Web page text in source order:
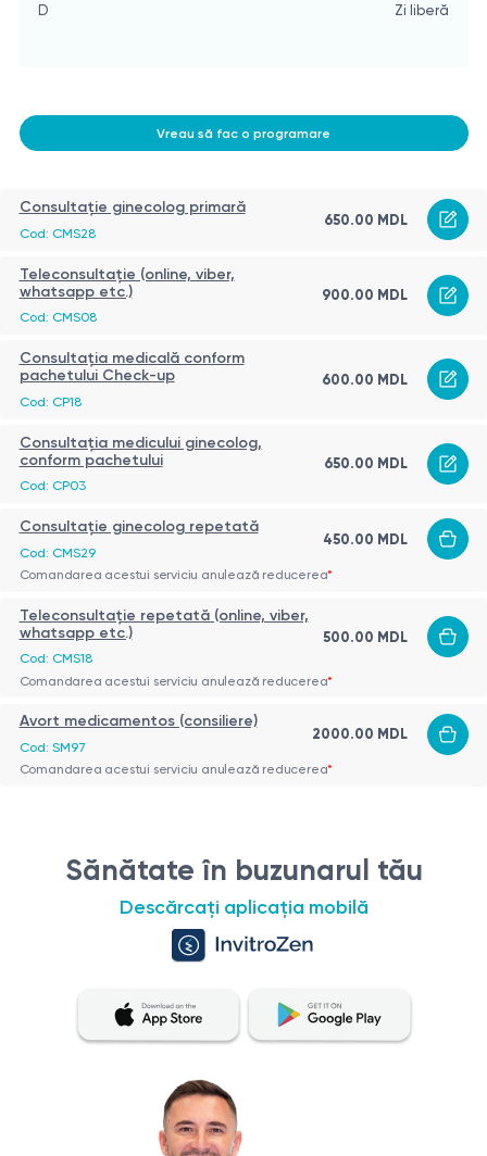
D
Zi liberă
Vreau să fac o programare
Consultație ginecolog primară
Cod: CMS28
650.00 MDL
Teleconsultație (online, viber,
whatsapp etc.)
Cod: CMS08
900.00 MDL
Consultația medicală conform
pachetului Check-up
Cod: CP18
600.00 MDL
Consultația medicului ginecolog,
conform pachetului
Cod: CP03
650.00 MDL
Consultație ginecolog repetată
Cod: CMS29
450.00 MDL
Comandarea acestui serviciu anulează reducerea*
Teleconsultație repetată (online, viber,
whatsapp etc.)
Cod: CMS18
500.00 MDL
Comandarea acestui serviciu anulează reducerea*
Avort medicamentos (consiliere)
Cod: SM97
2000.00 MDL
Comandarea acestui serviciu anulează reducerea*
Sănătate în buzunarul tău
Descărcați aplicația mobilă